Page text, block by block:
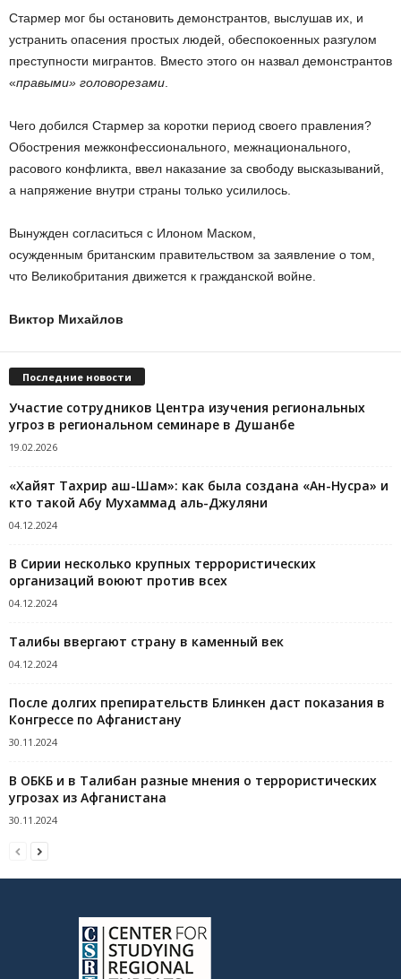
Стармер мог бы остановить демонстрантов, выслушав их, и
устранить опасения простых людей, обеспокоенных разгулом
преступности мигрантов. Вместо этого он назвал демонстрантов
«правыми» головорезами
Чего добился Стармер за коротки период своего правления?
Обострения межконфессионального, межнационального,
расового конфликта, ввел наказание за свободу высказываний,
а напряжение внутри страны только усилилось.
Вынужден согласиться с Илоном Маском,
осужденным британским правительством за заявление о том,
что Великобритания движется к гражданской войне.
Виктор Михайлов
Последние новости
Участие сотрудников Центра изучения региональных
угроз в региональном семинаре в Душанбе
19.02.2026
«Хайят Тахрир аш-Шам»: как была создана «Ан-Нусра» и
кто такой Абу Мухаммад аль-Джуляни
04.12.2024
В Сирии несколько крупных террористических
организаций воюют против всех
04.12.2024
Талибы ввергают страну в каменный век
04.12.2024
После долгих препирательств Блинкен даст показания в
Конгрессе по Афганистану
30.11.2024
В ОБКБ и в Талибан разные мнения о террористических
угрозах из Афганистана
30.11.2024